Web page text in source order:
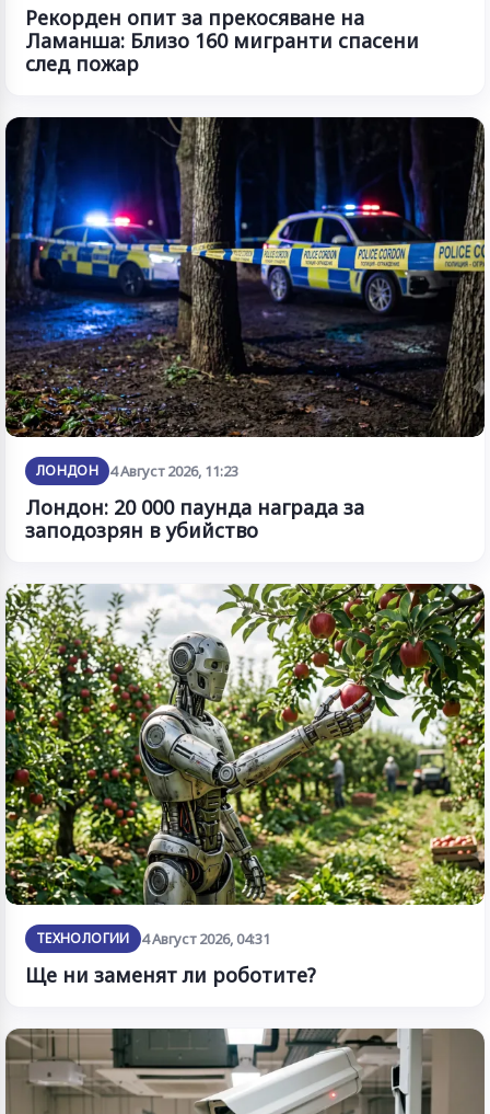
Рекорден опит за прекосяване на
Ламанша: Близо 160 мигранти спасени
след пожар
ЛОНДОН 4 Август 2026, 11:23
Лондон: 20 000 паунда награда за
заподозрян в убийство
ТЕХНОЛОГИИ 4 Август 2026, 04:31
Ще ни заменят ли роботите?